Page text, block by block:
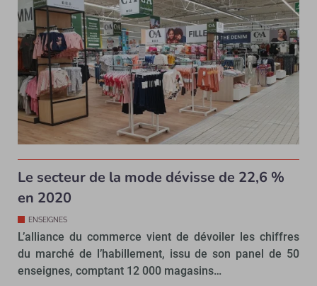
Le secteur de la mode dévisse de 22,6 %
en 2020
ENSEIGNES
L’alliance du commerce vient de dévoiler les chiffres
du marché de l’habillement, issu de son panel de 50
enseignes, comptant 12 000 magasins…